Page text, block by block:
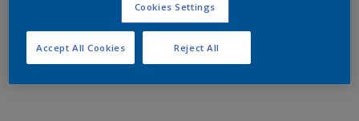
Cookies Settings
Reject All
Accept All Cookies